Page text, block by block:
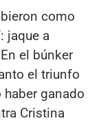
como
jaque a
el búnker
el triunfo
ganado
Cristina